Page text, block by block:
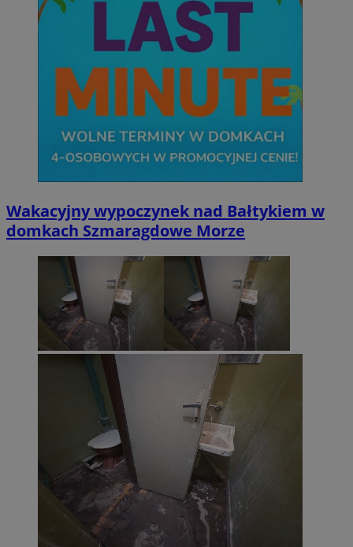
Wakacyjny wypoczynek nad Bałtykiem w
domkach Szmaragdowe Morze